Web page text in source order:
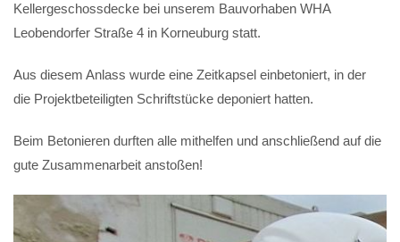
Kellergeschossdecke bei unserem Bauvorhaben WHA
Leobendorfer Straße 4 in Korneuburg statt.
Aus diesem Anlass wurde eine Zeitkapsel einbetoniert, in der
die Projektbeteiligten Schriftstücke deponiert hatten.
Beim Betonieren durften alle mithelfen und anschließend auf die
gute Zusammenarbeit anstoßen!